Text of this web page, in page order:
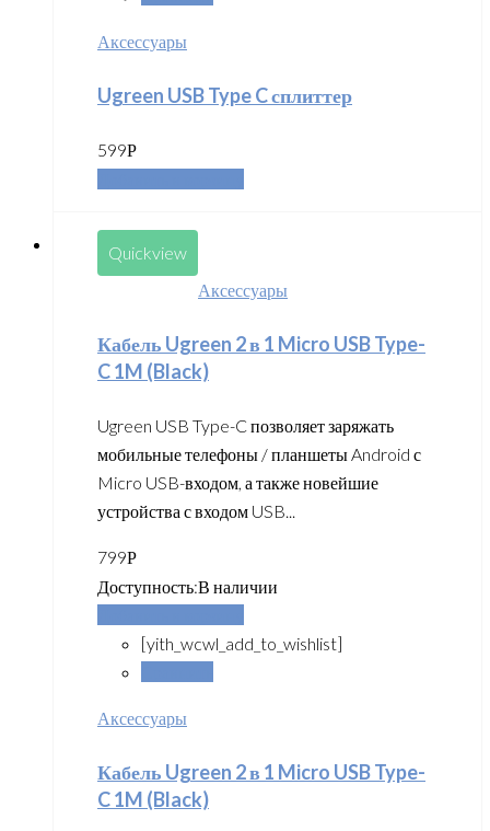
Аксессуары
Ugreen USB Type C сплиттер
599Р
Quickview
Аксессуары
Кабель Ugreen 2 в 1 Micro USB Type-
C 1M (Black)
Ugreen USB Type-C позволяет заряжать
мобильные телефоны / планшеты Android с
Micro USB-входом, а также новейшие
устройства с входом USB...
799Р
Доступность:В наличии
[yith_wcwl_add_to_wishlist]
Аксессуары
Кабель Ugreen 2 в 1 Micro USB Type-
C 1M (Black)